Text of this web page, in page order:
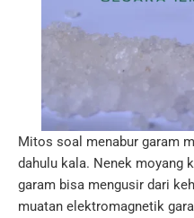
Mitos soal menabur garam
dahulu kala. Nenek moyang
garam bisa mengusir dari
muatan elektromagnetik